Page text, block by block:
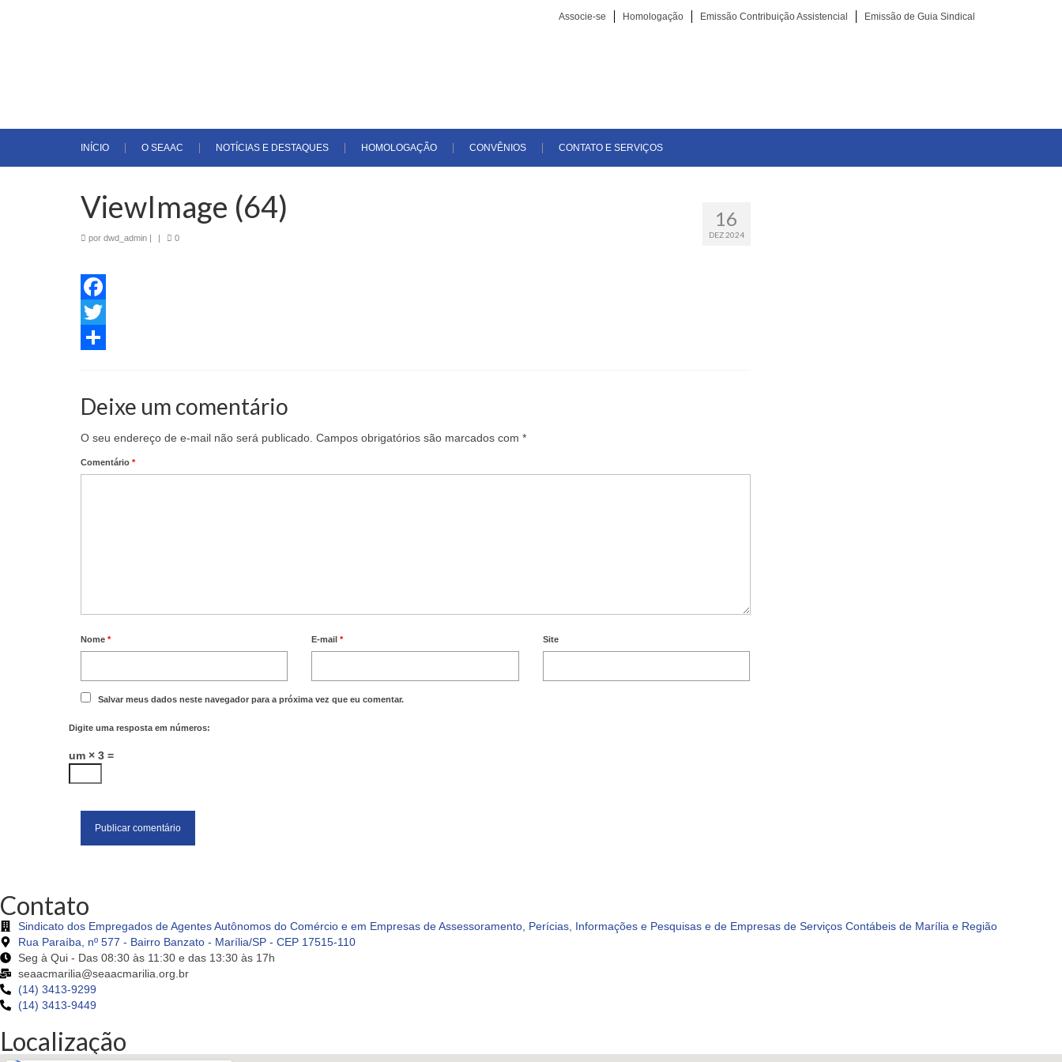
Associe-se Homologação Emissão Contribuição Assistencial Emissão de Guia Sindical
INÍCIO O SEAAC NOTÍCIAS E DESTAQUES HOMOLOGAÇÃO CONVÊNIOS CONTATO E SERVIÇOS
16
DEZ 2024
ViewImage (64)
por dwd_admin 0
Facebook
Twitter
Deixe um comentário
O seu endereço de e-mail não será publicado. Campos obrigatórios são marcados com *
Comentário *
Nome * E-mail* Site
Salvar meus dados neste navegador para a próxima vez que eu comentar.
Digite uma resposta em números:
um × 3 =
Contato
Sindicato dos Empregados de Agentes Autônomos do Comércio e em Empresas de Assessoramento, Perícias, Informações e Pesquisas e de Empresas de Serviços Contábeis de Marília e Região
Rua Paraíba, nº 577 - Bairro Banzato - Marília/SP - CEP 17515-110
Seg à Qui - Das 08:30 às 11:30 e das 13:30 às 17h
seaacmarilia@seaacmarilia.org.br
(14) 3413-9299
(14) 3413-9449
Localização